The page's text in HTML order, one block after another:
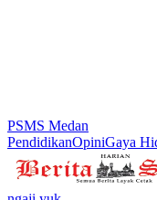
PSMS Medan
PendidikanOpiniGaya